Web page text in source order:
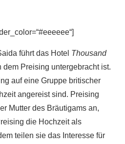
führt das Hotel Thousand
dem Preising untergebracht ist.
auf eine Gruppe britischer
angereist sind. Preising
Mutter des Bräutigams an,
die Hochzeit als
teilen sie das Interesse für